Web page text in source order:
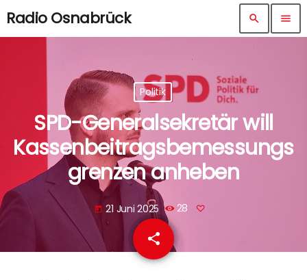
Radio Osnabrück search menu
Politik
SPD-Generalsekretär will
Kassenbeitragsbemessungs
grenzen anheben
today 21 Juni 2025 28
share
email